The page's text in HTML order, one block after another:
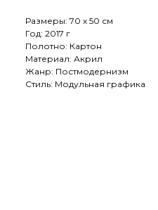
Размеры: 70 x 50 см
Год: 2017 г
Полотно: Картон
Материал: Акрил
Жанр: Постмодернизм
Стиль: Модульная графика